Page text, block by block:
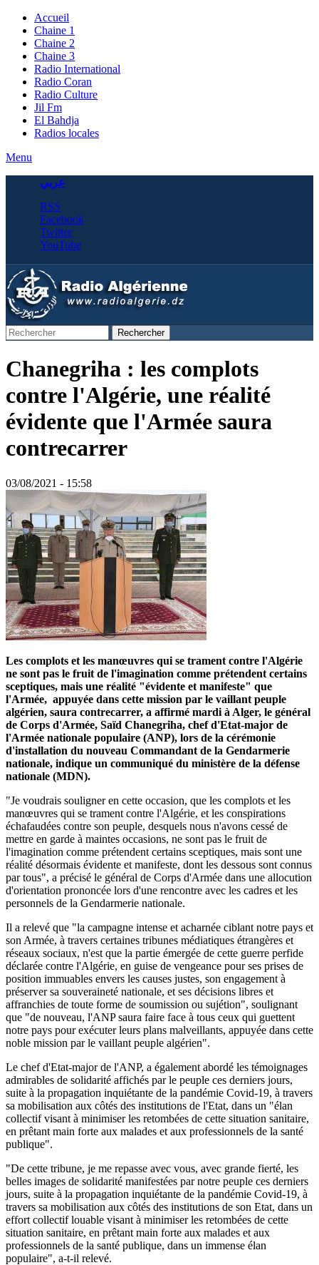
Accueil
Chaine 1
Chaine 2
Chaine 3
Radio International
Radio Coran
Radio Culture
Jil Fm
El Bahdja
Radios locales
Menu
عربي
RSS
Facebook
Twitter
YouTube
Rechercher
Chanegriha : les complots
contre l'Algérie, une réalité
évidente que l'Armée saura
contrecarrer
03/08/2021 - 15:58
Les complots et les manœuvres qui se trament contre l'Algérie
ne sont pas le fruit de l'imagination comme prétendent certains
sceptiques, mais une réalité "évidente et manifeste" que
l'Armée, appuyée dans cette mission par le vaillant peuple
algérien, saura contrecarrer, a affirmé mardi à Alger, le général
de Corps d'Armée, Saïd Chanegriha, chef d'Etat-major de
l'Armée nationale populaire (ANP), lors de la cérémonie
d'installation du nouveau Commandant de la Gendarmerie
nationale, indique un communiqué du ministère de la défense
nationale (MDN).
"Je voudrais souligner en cette occasion, que les complots et les
manœuvres qui se trament contre l'Algérie, et les conspirations
échafaudées contre son peuple, desquels nous n'avons cessé de
mettre en garde à maintes occasions, ne sont pas le fruit de
l'imagination comme prétendent certains sceptiques, mais sont une
réalité désormais évidente et manifeste, dont les dessous sont connus
par tous", a précisé le général de Corps d'Armée dans une allocution
d'orientation prononcée lors d'une rencontre avec les cadres et les
personnels de la Gendarmerie nationale.
Il a relevé que "la campagne intense et acharnée ciblant notre pays et
son Armée, à travers certaines tribunes médiatiques étrangères et
réseaux sociaux, n'est que la partie émergée de cette guerre perfide
déclarée contre l'Algérie, en guise de vengeance pour ses prises de
position immuables envers les causes justes, son engagement à
préserver sa souveraineté nationale, et ses décisions libres et
affranchies de toute forme de soumission ou sujétion", soulignant
que "de nouveau, l'ANP saura faire face à tous ceux qui guettent
notre pays pour exécuter leurs plans malveillants, appuyée dans cette
noble mission par le vaillant peuple algérien".
Le chef d'Etat-major de l'ANP, a également abordé les témoignages
admirables de solidarité affichés par le peuple ces derniers jours,
suite à la propagation inquiétante de la pandémie Covid-19, à travers
sa mobilisation aux côtés des institutions de l'Etat, dans un "élan
collectif visant à minimiser les retombées de cette situation sanitaire,
en prêtant main forte aux malades et aux professionnels de la santé
publique".
"De cette tribune, je me repasse avec vous, avec grande fierté, les
belles images de solidarité manifestées par notre peuple ces derniers
jours, suite à la propagation inquiétante de la pandémie Covid-19, à
travers sa mobilisation aux côtés des institutions de son Etat, dans un
effort collectif louable visant à minimiser les retombées de cette
situation sanitaire, en prêtant main forte aux malades et aux
professionnels de la santé publique, dans un immense élan
populaire", a-t-il relevé.